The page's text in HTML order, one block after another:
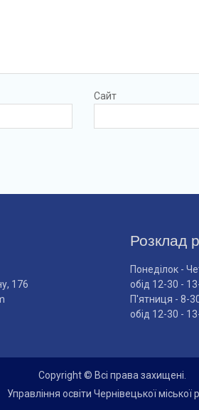
Сайт
176
Розклад
Понеділок -
обід 12-30 -
П'ятниця - 8-
обід 12-30 -
Copyright © Всі права захищені.
Управління освіти Чернівецької міської